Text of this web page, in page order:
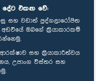
එකඟ වේ:
සහ වඩාත් පුද්ගලාරෝපිත
ඔබගේ ක්‍රියාකාරකම්
සහ ක්‍රියාකාරීත්වය
උපාංග විස්තර සහ